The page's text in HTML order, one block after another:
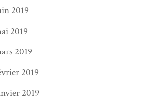
2019
2019
2019
2019
2019